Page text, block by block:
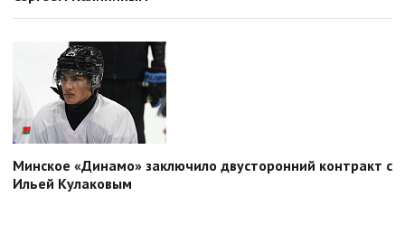
Минское «Динамо» заключило двусторонний контракт с
Ильей Кулаковым